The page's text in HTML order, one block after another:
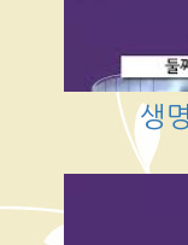
생